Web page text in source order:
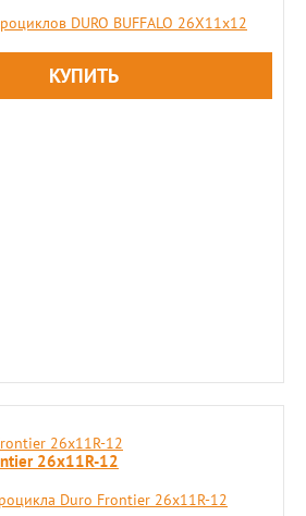
DURO BUFFALO 26X11х12
26x11R-12
Duro Frontier 26x11R-12